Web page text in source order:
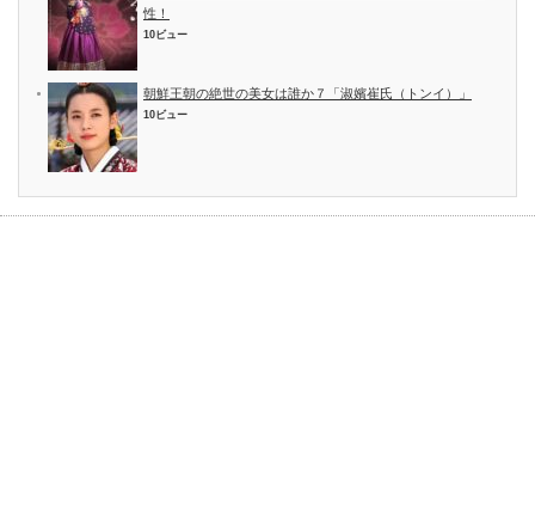
性！
10ビュー
朝鮮王朝の絶世の美女は誰か７「淑嬪崔氏（トンイ）」
10ビュー